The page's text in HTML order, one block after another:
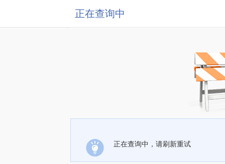
正在查询中
正在查询中，请刷新重试